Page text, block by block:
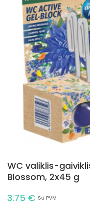
WC valiklis-
Blossom, 2x45 g
3.75 € Su PVM